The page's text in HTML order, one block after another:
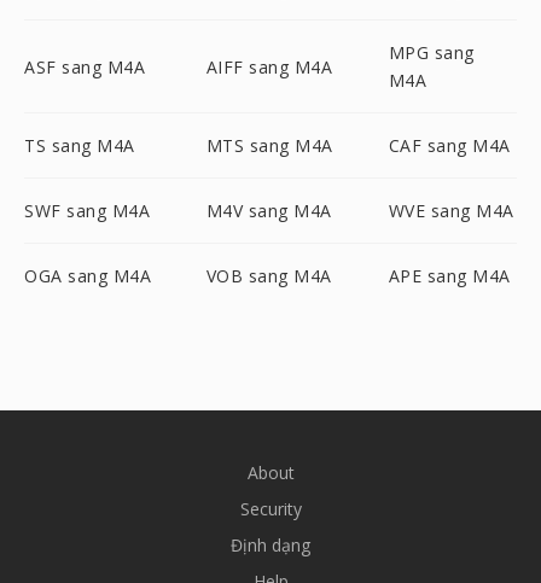
ASF sang M4A AIFF sang M4A
MPG sang
M4A
TS sang M4A MTS sang M4A CAF sang M4A
SWF sang M4A M4V sang M4A WVE sang M4A
OGA sang M4A VOB sang M4A APE sang M4A
About
Security
Định dạng